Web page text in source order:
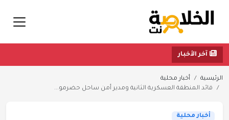
آخر الأخبار
الرئيسية
أخبار محلية
قائد المنطقة العسكرية الثانية ومدير أمن ساحل حضرمو...
أخبار محلية